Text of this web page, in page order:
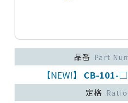
品番 Part
【NEW!】 CB-101-
定格